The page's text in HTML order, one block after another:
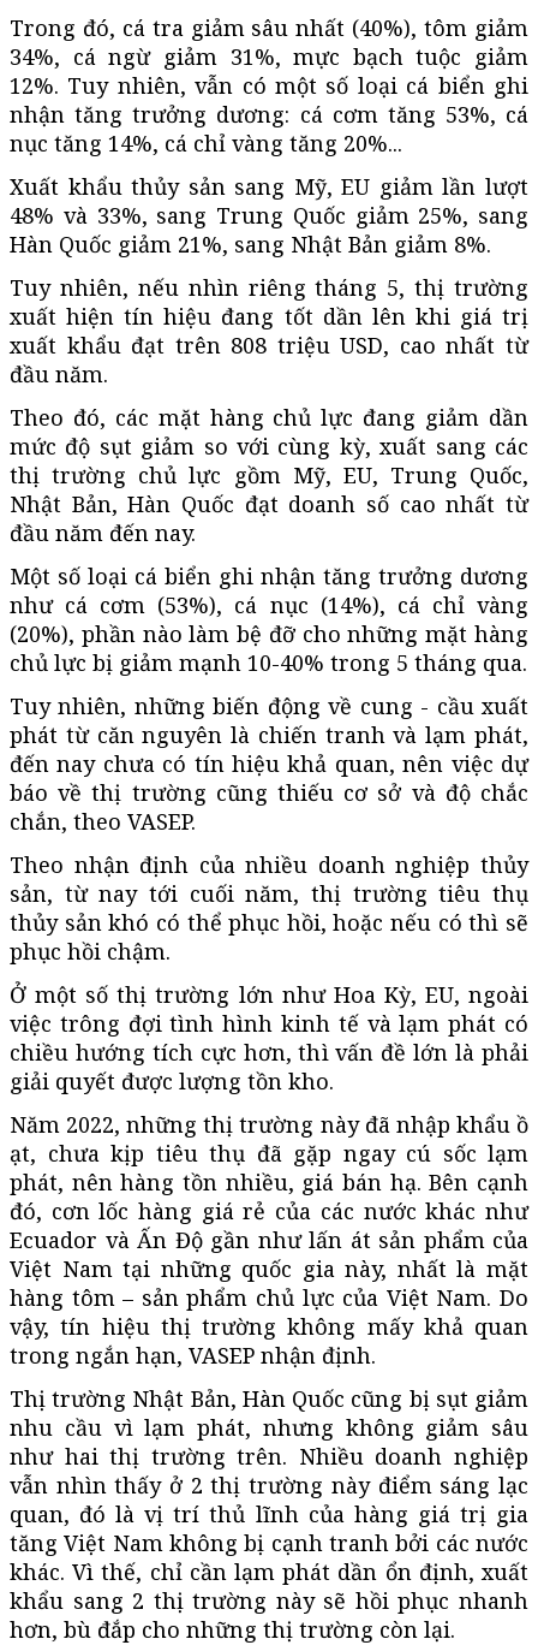
Trong đó, cá tra giảm sâu nhất (40%), tôm giảm
34%, cá ngừ giảm 31%, mực bạch tuộc giảm
12%. Tuy nhiên, vẫn có một số loại cá biển ghi
nhận tăng trưởng dương: cá cơm tăng 53%, cá
nục tăng 14%, cá chỉ vàng tăng 20%...
Xuất khẩu thủy sản sang Mỹ, EU giảm lần lượt
48% và 33%, sang Trung Quốc giảm 25%, sang
Hàn Quốc giảm 21%, sang Nhật Bản giảm 8%.
Tuy nhiên, nếu nhìn riêng tháng 5, thị trường
xuất hiện tín hiệu đang tốt dần lên khi giá trị
xuất khẩu đạt trên 808 triệu USD, cao nhất từ
đầu năm.
Theo đó, các mặt hàng chủ lực đang giảm dần
mức độ sụt giảm so với cùng kỳ, xuất sang các
thị trường chủ lực gồm Mỹ, EU, Trung Quốc,
Nhật Bản, Hàn Quốc đạt doanh số cao nhất từ
đầu năm đến nay.
Một số loại cá biển ghi nhận tăng trưởng dương
như cá cơm (53%), cá nục (14%), cá chỉ vàng
(20%), phần nào làm bệ đỡ cho những mặt hàng
chủ lực bị giảm mạnh 10-40% trong 5 tháng qua.
Tuy nhiên, những biến động về cung - cầu xuất
phát từ căn nguyên là chiến tranh và lạm phát,
đến nay chưa có tín hiệu khả quan, nên việc dự
báo về thị trường cũng thiếu cơ sở và độ chắc
chắn, theo VASEP.
Theo nhận định của nhiều doanh nghiệp thủy
sản, từ nay tới cuối năm, thị trường tiêu thụ
thủy sản khó có thể phục hồi, hoặc nếu có thì sẽ
phục hồi chậm.
Ở một số thị trường lớn như Hoa Kỳ, EU, ngoài
việc trông đợi tình hình kinh tế và lạm phát có
chiều hướng tích cực hơn, thì vấn đề lớn là phải
giải quyết được lượng tồn kho.
Năm 2022, những thị trường này đã nhập khẩu ồ
ạt, chưa kịp tiêu thụ đã gặp ngay cú sốc lạm
phát, nên hàng tồn nhiều, giá bán hạ. Bên cạnh
đó, cơn lốc hàng giá rẻ của các nước khác như
Ecuador và Ấn Độ gần như lấn át sản phẩm của
Việt Nam tại những quốc gia này, nhất là mặt
hàng tôm – sản phẩm chủ lực của Việt Nam. Do
vậy, tín hiệu thị trường không mấy khả quan
trong ngắn hạn, VASEP nhận định.
Thị trường Nhật Bản, Hàn Quốc cũng bị sụt giảm
nhu cầu vì lạm phát, nhưng không giảm sâu
như hai thị trường trên. Nhiều doanh nghiệp
vẫn nhìn thấy ở 2 thị trường này điểm sáng lạc
quan, đó là vị trí thủ lĩnh của hàng giá trị gia
tăng Việt Nam không bị cạnh tranh bởi các nước
khác. Vì thế, chỉ cần lạm phát dần ổn định, xuất
khẩu sang 2 thị trường này sẽ hồi phục nhanh
hơn, bù đắp cho những thị trường còn lại.